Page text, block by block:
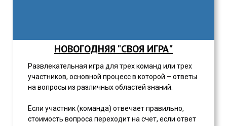
НОВОГОДНЯЯ "СВОЯ ИГРА"
Развлекательная игра для трех команд или трех
участников, основной процесс в которой – ответы
на вопросы из различных областей знаний.
Если участник (команда) отвечает правильно,
стоимость вопроса переходит на счет, если ответ